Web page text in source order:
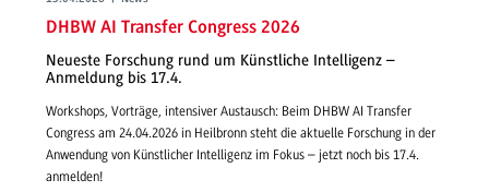
DHBW AI Transfer Congress 2026
Neueste Forschung rund um Künstliche Intelligenz –
Anmeldung bis 17.4.
Workshops, Vorträge, intensiver Austausch: Beim DHBW AI Transfer
Congress am 24.04.2026 in Heilbronn steht die aktuelle Forschung in der
Anwendung von Künstlicher Intelligenz im Fokus – jetzt noch bis 17.4.
anmelden!